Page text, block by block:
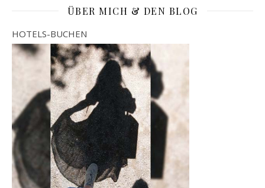
ÜBER MICH & DEN BLOG
HOTELS-BUCHEN